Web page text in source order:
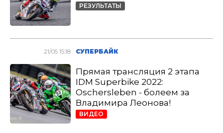
РЕЗУЛЬТАТЫ
21/05 15:18 СУПЕРБАЙК
Прямая трансляция 2 этапа
IDM Superbike 2022:
Oschersleben - болеем за
Владимира Леонова!
ВИДЕО